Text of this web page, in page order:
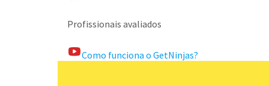
Profissionais avaliados
Como funciona o GetNinjas?